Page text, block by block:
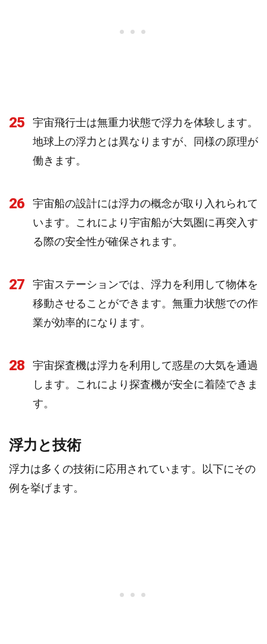
25
宇宙飛行士は無重力状態で浮力を体験します。
地球上の浮力とは異なりますが、同様の原理が
働きます。
26
宇宙船の設計には浮力の概念が取り入れられて
います。これにより宇宙船が大気圏に再突入す
る際の安全性が確保されます。
27
宇宙ステーションでは、浮力を利用して物体を
移動させることができます。無重力状態での作
業が効率的になります。
28
宇宙探査機は浮力を利用して惑星の大気を通過
します。これにより探査機が安全に着陸できま
す。
浮力と技術
浮力は多くの技術に応用されています。以下にその
例を挙げます。